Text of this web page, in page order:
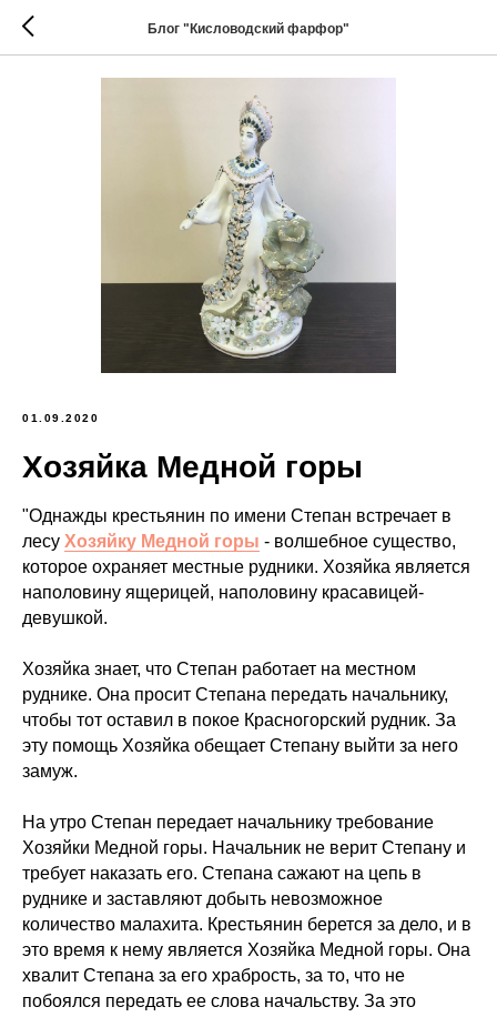
Блог "Кисловодский фарфор"
01.09.2020
Хозяйка Медной горы
"Однажды крестьянин по имени Степан встречает в
лесу Хозяйку Медной горы - волшебное существо,
которое охраняет местные рудники. Хозяйка является
наполовину ящерицей, наполовину красавицей-
девушкой.
Хозяйка знает, что Степан работает на местном
руднике. Она просит Степана передать начальнику,
чтобы тот оставил в покое Красногорский рудник. За
эту помощь Хозяйка обещает Степану выйти за него
замуж.
На утро Степан передает начальнику требование
Хозяйки Медной горы. Начальник не верит Степану и
требует наказать его. Степана сажают на цепь в
руднике и заставляют добыть невозможное
количество малахита. Крестьянин берется за дело, и в
это время к нему является Хозяйка Медной горы. Она
хвалит Степана за его храбрость, за то, что не
побоялся передать ее слова начальству. За это